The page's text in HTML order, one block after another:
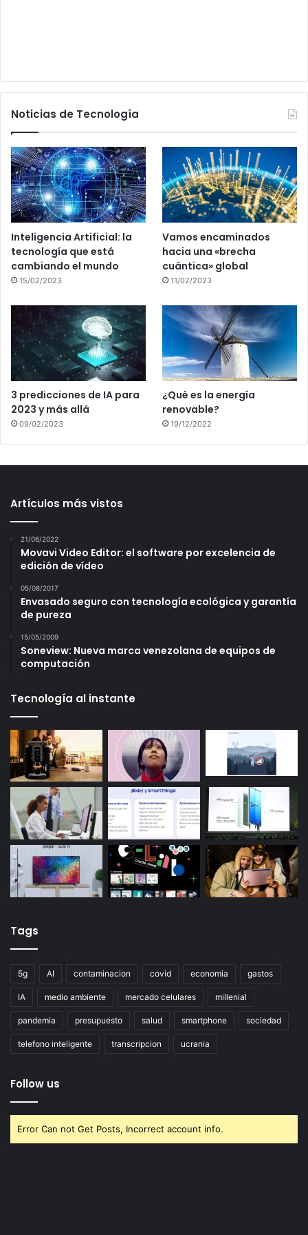
Noticias de Tecnología
Inteligencia Artificial: la
tecnología que está
cambiando el mundo
15/02/2023
Vamos encaminados
hacia una «brecha
cuántica» global
11/02/2023
3 predicciones de IA para
2023 y más allá
09/02/2023
¿Qué es la energía
renovable?
19/12/2022
Artículos más vistos
21/06/2022
Movavi Video Editor: el software por excelencia de
edición de vídeo
05/08/2017
Envasado seguro con tecnología ecológica y garantía
de pureza
15/05/2009
Soneview: Nueva marca venezolana de equipos de
computación
Tecnología al instante
Tags
5g AI contaminacion covid economia gastos
IA medio ambiente mercado celulares millenial
pandemia presupuesto salud smartphone sociedad
telefono inteligente transcripcion ucrania
Follow us
Error Can not Get Posts, Incorrect account info.